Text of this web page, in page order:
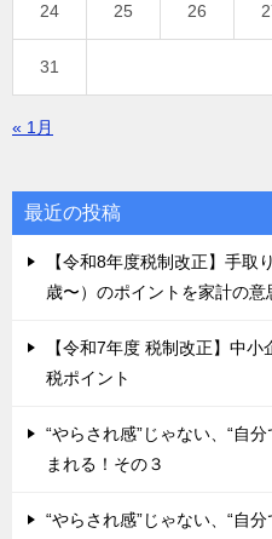
24 25 26
31
« 1月
最近の投稿
【令和8年度税制改正】手取
歳〜）のポイントを家計の意
【令和7年度 税制改正】中
税ポイント
“やらされ感”じゃない、“自
まれる！その３
“やらされ感”じゃない、“自